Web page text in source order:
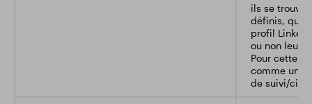
ils se
définis, que
profil
ou non leurs
Pour cette
comme un
de suivi/